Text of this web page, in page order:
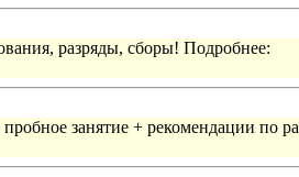
разряды, сборы! Подробнее:
занятие + рекомендации по